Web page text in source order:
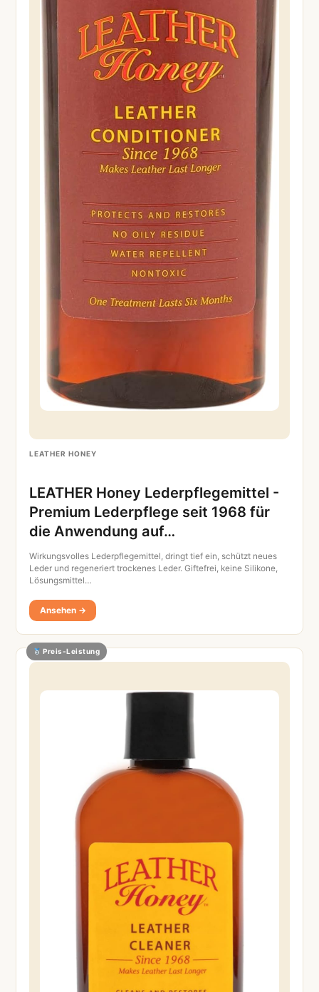
LEATHER HONEY
LEATHER Honey Lederpflegemittel -
Premium Lederpflege seit 1968 für
die Anwendung auf…
Wirkungsvolles Lederpflegemittel, dringt tief ein, schützt neues
Leder und regeneriert trockenes Leder. Giftefrei, keine Silikone,
Lösungsmittel…
Ansehen →
Preis-Leistung